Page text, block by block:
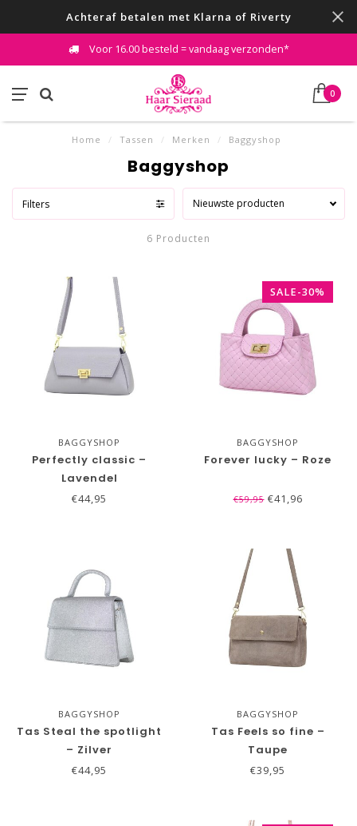
Achteraf betalen met Klarna of Riverty
Voor 16.00 besteld = vandaag verzonden*
0
Home / Tassen / Merken / Baggyshop
Baggyshop
Filters Nieuwste producten
6 Producten
BAGGYSHOP
Perfectly classic –
Lavendel
€44,95
SALE-30%
BAGGYSHOP
Forever lucky – Roze
€59,95€41,96
BAGGYSHOP
Tas Steal the spotlight
– Zilver
€44,95
BAGGYSHOP
Tas Feels so fine –
Taupe
€39,95